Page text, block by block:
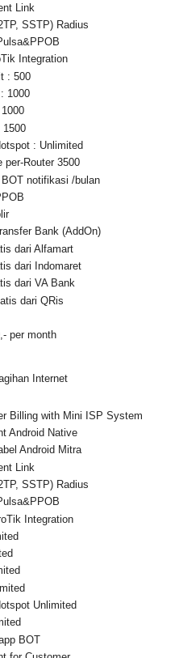
Link
SSTP) Radius
Integration
: 500
1000
1500
: Unlimited
per-Router 3500
notifikasi /bulan
Bank (AddOn)
dari Alfamart
dari Indomaret
dari VA Bank
dari QRis
per month
Internet
Billing with Mini ISP System
Android Native
Android Mitra
Link
SSTP) Radius
Integration
Unlimited
BOT